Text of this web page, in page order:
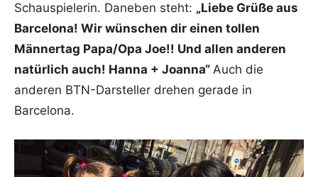
Schauspielerin. Daneben steht: „Liebe Grüße aus
Barcelona! Wir wünschen dir einen tollen
Männertag Papa/Opa Joe!! Und allen anderen
natürlich auch! Hanna + Joanna“ Auch die
anderen BTN-Darsteller drehen gerade in
Barcelona.